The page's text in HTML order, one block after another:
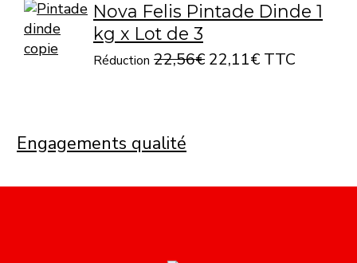
Nova Felis Pintade Dinde 1
kg x Lot de 3
Réduction 22,56€ 22,11€ TTC
Engagements qualité